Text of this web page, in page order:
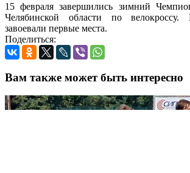
15 февраля завершились зимний
Челябинской области по велокроссу.
завоевали первые места.
Поделиться:
Вам также может быть интересно